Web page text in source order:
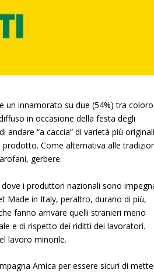
un innamorato su due (54%) tra coloro
in occasione della festa degli
“a caccia” di varietà più originali
Come alternativa alle
gerbere.
i produttori nazionali sono
Made in Italy, peraltro, durano di più,
fanno arrivare quelli stranieri meno
e di rispetto dei riditti dei lavoratori.
lavoro minorile.
Amica per essere sicuri di